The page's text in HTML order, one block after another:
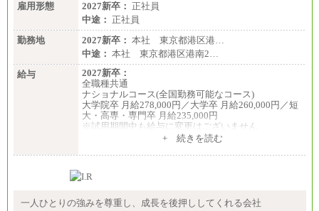
雇用形態
2027新卒： 正社員
中途： 正社員
勤務地
2027新卒： 本社 東京都港区港…
中途： 本社 東京都港区港南2…
給与
2027新卒：
全職種共通
ナショナルコース(全国勤務可能なコース)
大学院卒 月給278,000円／大学卒 月給260,000円／短
大・高専・専門卒 月給235,000円
※試用期間中も給与に変更はございません
大学院卒 月給264,000円／大学卒 月給250,000円／短
※試用期間中も給与に変更はございません
月給：250,000円～400,000円
+ 続きを読む
一人ひとりの強みを尊重し、成長を後押ししてくれる会社